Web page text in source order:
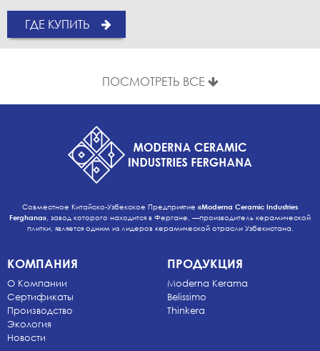
ГДЕ КУПИТЬ
ПОСМОТРЕТЬ ВСЕ
Совместное Китайско-Узбекское Предприятие «Moderna Ceramic Industries
Ferghana», завод которого находится в Фергане, —производитель керамической
плитки, является одним из лидеров керамической отрасли Узбекистана.
КОМПАНИЯ
О Компании
Сертификаты
Производство
Экология
Новости
ПРОДУКЦИЯ
Moderna Kerama
Belissimo
Thinkera